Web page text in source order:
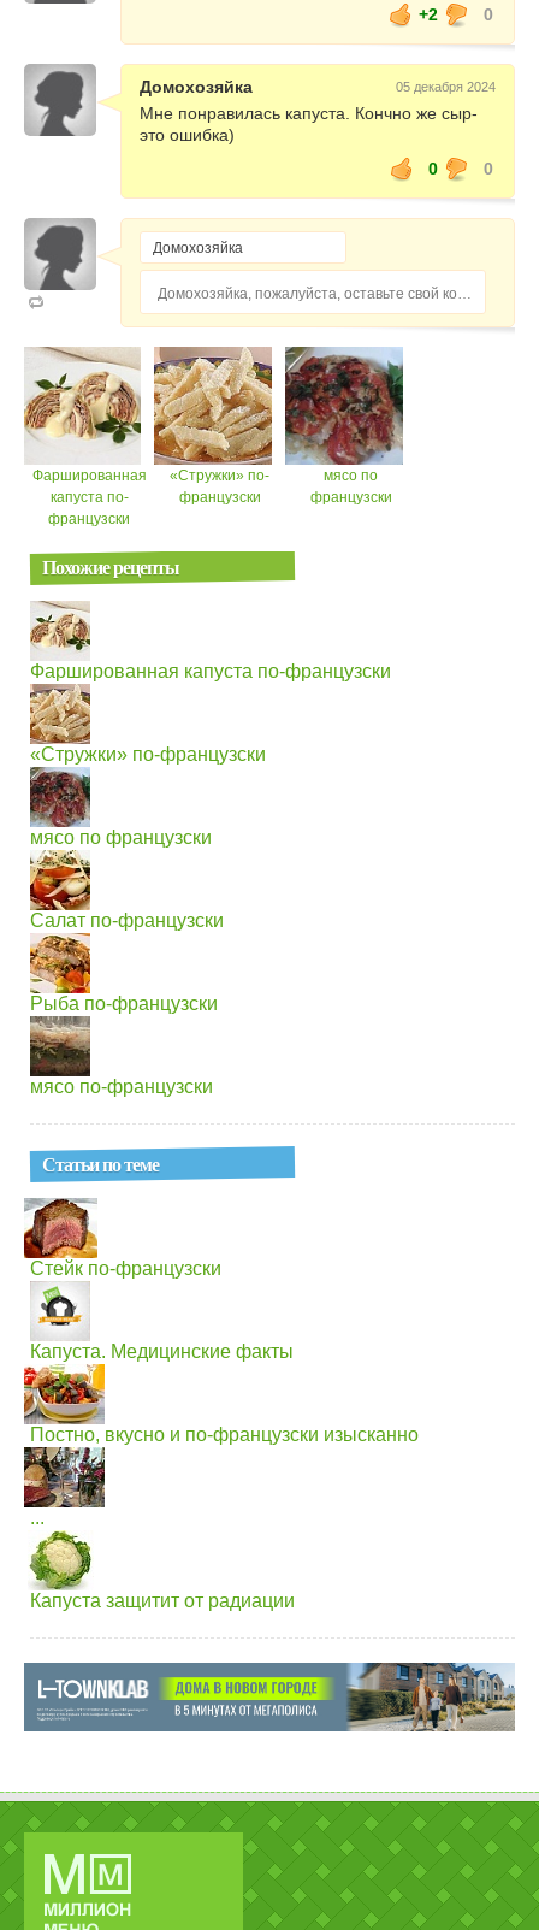
+2
0
Домохозяйка 05 декабря 2024
Мне понравилась капуста. Кончно же сыр-
это ошибка)
0
0
Домохозяйка, пожалуйста, оставьте свой комментарий...
Фаршированная
капуста по-
французски
«Стружки» по-
французски
мясо по
французски
Похожие рецепты
Фаршированная капуста по-французски
«Стружки» по-французски
мясо по французски
Салат по-французски
Рыба по-французски
мясо по-французски
Статьи по теме
Стейк по-французски
Капуста. Медицинские факты
Постно, вкусно и по-французски изысканно
...
Капуста защитит от радиации